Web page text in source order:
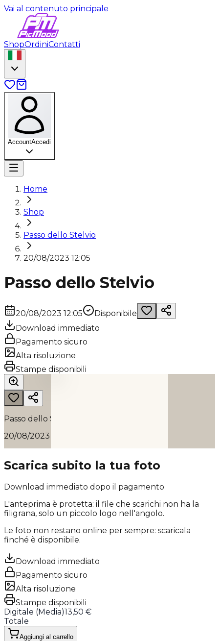
Vai al contenuto principale
ShopOrdiniContatti
AccountAccedi
Home
Shop
Passo dello Stelvio
20/08/2023 12:05
Passo dello Stelvio
20/08/2023 12:05
Disponibile
Download immediato
Pagamento sicuro
Alta risoluzione
Stampe disponibili
Passo dello Stelvio
20/08/2023 12:05
Scarica subito la tua foto
Download immediato dopo il pagamento
L'anteprima è protetta: il file che scarichi non ha la
filigrana, solo un piccolo logo nell'angolo.
Le foto non restano online per sempre: scaricala
finché è disponibile.
Download immediato
Pagamento sicuro
Alta risoluzione
Stampe disponibili
Digitale (Media)13,50 €
Totale
Aggiungi al carrello